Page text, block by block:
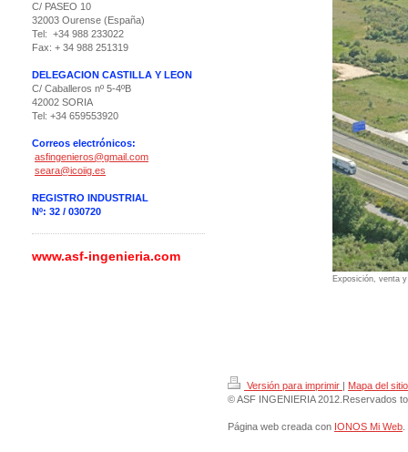
Exposición, venta
C/ PASEO 10
32003 Ourense (España)
Tel: +34 988 233022
Fax: + 34 988 251319
DELEGACION CASTILLA Y LEON
C/ Caballeros nº 5-4ºB
42002 SORIA
Tel: +34 659553920
Correos electrónicos:
asfingenieros@gmail.com
seara@icoiig.es
REGISTRO INDUSTRIAL
Nº: 32 / 030720
www.asf-ingenieria.com
Versión para imprimir | Mapa del sitio
© ASF INGENIERIA 2012.Reservados
Página web creada con IONOS Mi Web